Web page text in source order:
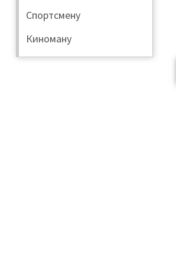
Спортсмену
Киноману